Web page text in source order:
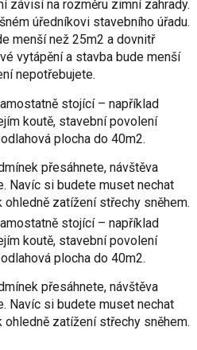
závisí na rozměru zimní zahrady.
úředníkovi stavebního úřadu.
menší než 25m2 a dovnitř
vytápění a stavba bude menší
nepotřebujete.
stojící – například
koutě, stavební povolení
plocha do 40m2.
přesáhnete, návštěva
Navíc si budete muset nechat
zatížení střechy sněhem.
stojící – například
koutě, stavební povolení
plocha do 40m2.
přesáhnete, návštěva
Navíc si budete muset nechat
zatížení střechy sněhem.